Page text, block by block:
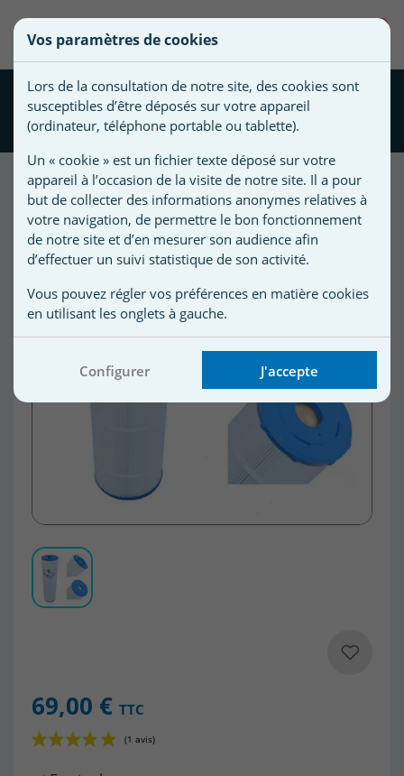
Cartouche de filtration
compatible Weltico C6
69,00 € TTC
Créer une nouvelle liste
une
liste
Nom de
d'envies
Vous
devez
être
connecté
pour
ajouter
des
produits
à
votre
liste
Vos paramètres de cookies
Lors de la consultation de notre site, des cookies sont
susceptibles d’être déposés sur votre appareil
(ordinateur, téléphone portable ou tablette).
Un « cookie » est un fichier texte déposé sur votre
appareil à l’occasion de la visite de notre site. Il a pour
but de collecter des informations anonymes relatives à
votre navigation, de permettre le bon fonctionnement
de notre site et d’en mesurer son audience afin
d’effectuer un suivi statistique de son activité.
Vous pouvez régler vos préférences en matière cookies
en utilisant les onglets à gauche.
Configurer J'accepte